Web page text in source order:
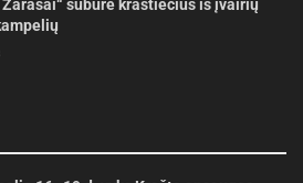
Zarasai“ subūrė kraštiečius iš įvairių